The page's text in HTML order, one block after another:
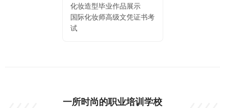
化妆造型毕业作品展示
国际化妆师高级文凭证书考
试
一所时尚的职业培训学校